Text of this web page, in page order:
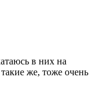
в них на
же, тоже очень